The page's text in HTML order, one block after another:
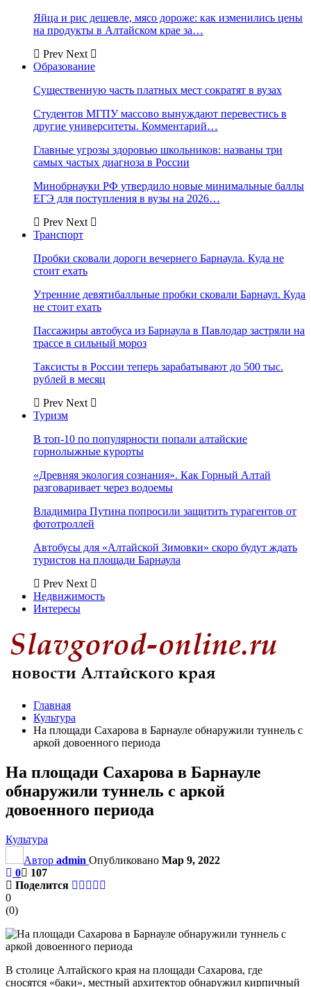
Яйца и рис дешевле, мясо дороже: как изменились цены
на продукты в Алтайском крае за…
Prev Next
Образование
Существенную часть платных мест сократят в вузах
Студентов МГПУ массово вынуждают перевестись в
другие университеты. Комментарий…
Главные угрозы здоровью школьников: названы три
самых частых диагноза в России
Минобрнауки РФ утвердило новые минимальные баллы
ЕГЭ для поступления в вузы на 2026…
Prev Next
Транспорт
Пробки сковали дороги вечернего Барнаула. Куда не
стоит ехать
Утренние девятибалльные пробки сковали Барнаул. Куда
не стоит ехать
Пассажиры автобуса из Барнаула в Павлодар застряли на
трассе в сильный мороз
Таксисты в России теперь зарабатывают до 500 тыс.
рублей в месяц
Prev Next
Туризм
В топ-10 по популярности попали алтайские
горнолыжные курорты
«Древняя экология сознания». Как Горный Алтай
разговаривает через водоемы
Владимира Путина попросили защитить турагентов от
фототроллей
Автобусы для «Алтайской Зимовки» скоро будут ждать
туристов на площади Барнаула
Prev Next
Недвижимость
Интересы
Главная
Культура
На площади Сахарова в Барнауле обнаружили туннель с
аркой довоенного периода
На площади Сахарова в Барнауле
обнаружили туннель с аркой
довоенного периода
Культура
Автор admin Опубликовано Мар 9, 2022
0
107
Поделится
0
(0)
В столице Алтайского края на площади Сахарова, где
сносятся «баки», местный архитектор обнаружил кирпичный